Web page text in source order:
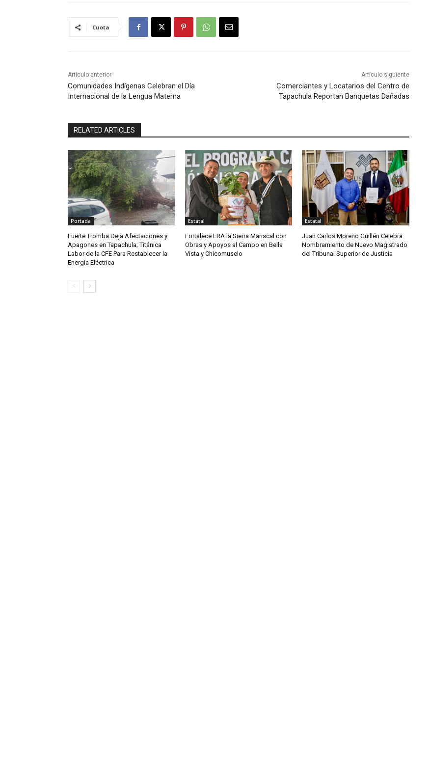
Cuota
Artículo anterior
Comunidades Indígenas Celebran el Día
Internacional de la Lengua Materna
Artículo siguiente
Comerciantes y Locatarios del Centro de
Tapachula Reportan Banquetas Dañadas
RELATED ARTICLES
Portada
Fuerte Tromba Deja Afectaciones y
Apagones en Tapachula; Titánica
Labor de la CFE Para Restablecer la
Energía Eléctrica
Estatal
Fortalece ERA la Sierra Mariscal con
Obras y Apoyos al Campo en Bella
Vista y Chicomuselo
Estatal
Juan Carlos Moreno Guillén Celebra
Nombramiento de Nuevo Magistrado
del Tribunal Superior de Justicia